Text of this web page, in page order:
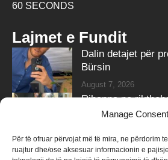
Manage Consent
Për të ofruar përvojat më të mira, ne përdorim
ruajtur dhe/ose aksesuar informacionin e
60 SECONDS
Lajmet e Fundit
Dalin detajet për
Bürsin
August 7, 2026
Rihanna po
partneri i zbulon
Follow Us